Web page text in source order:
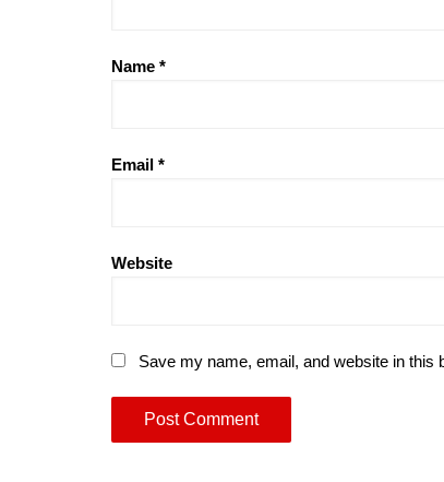
Name *
Email *
Website
Save my name, email, and website in this